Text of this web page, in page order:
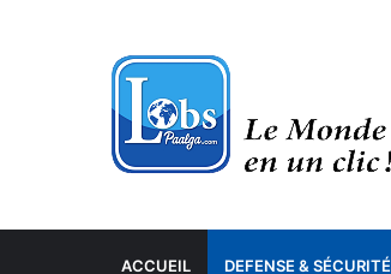
ACCUEIL DEFENSE & SÉCURITÉ